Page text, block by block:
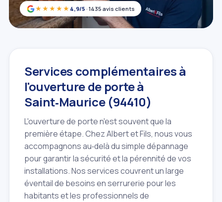
★★★★★ 4,9/5 · 1435 avis clients
Services complémentaires à
l'ouverture de porte à
Saint‑Maurice (94410)
L'ouverture de porte n'est souvent que la
première étape. Chez Albert et Fils, nous vous
accompagnons au‑delà du simple dépannage
pour garantir la sécurité et la pérennité de vos
installations. Nos services couvrent un large
éventail de besoins en serrurerie pour les
habitants et les professionnels de